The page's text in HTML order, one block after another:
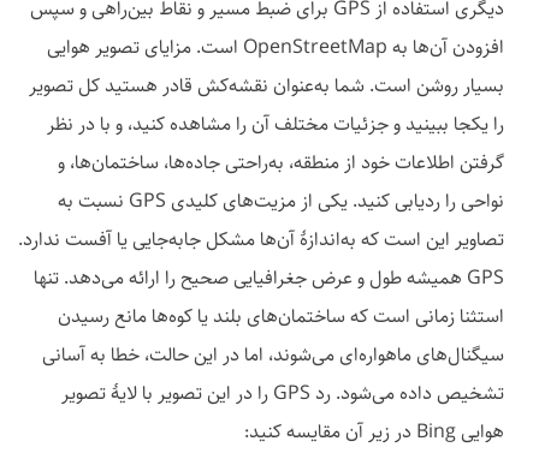
دیگری استفاده از GPS برای ضبط مسیر و نقاط بین‌راهی و سپس
افزودن آن‌ها به OpenStreetMap است. مزایای تصویر هوایی
بسیار روشن است. شما به‌عنوان نقشه‌کش قادر هستید کل تصویر
را یکجا ببینید و جزئیات مختلف آن را مشاهده کنید، و با در نظر
گرفتن اطلاعات خود از منطقه، به‌راحتی جاده‌ها، ساختمان‌ها، و
نواحی را ردیابی کنید. یکی از مزیت‌های کلیدی GPS نسبت به
تصاویر این است که به‌اندازهٔ آن‌ها مشکل جابه‌جایی یا آفست ندارد.
GPS همیشه طول و عرض جغرافیایی صحیح را ارائه می‌دهد. تنها
استثنا زمانی است که ساختمان‌های بلند یا کوه‌ها مانع رسیدن
سیگنال‌های ماهواره‌ای می‌شوند، اما در این حالت، خطا به آسانی
تشخیص داده می‌شود. رد GPS را در این تصویر با لایهٔ تصویر
هوایی Bing در زیر آن مقایسه کنید: